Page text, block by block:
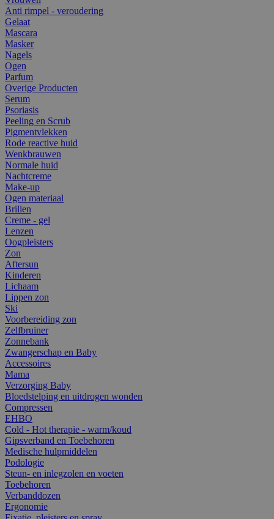
Anti rimpel - veroudering
Gelaat
Mascara
Masker
Nagels
Ogen
Parfum
Overige Producten
Serum
Psoriasis
Peeling en Scrub
Pigmentvlekken
Rode reactive huid
Wenkbrauwen
Normale huid
Nachtcreme
Make-up
Ogen materiaal
Brillen
Creme - gel
Lenzen
Oogpleisters
Zon
Aftersun
Kinderen
Lichaam
Lippen zon
Ski
Voorbereiding zon
Zelfbruiner
Zonnebank
Zwangerschap en Baby
Accessoires
Mama
Verzorging Baby
Bloedstelping en uitdrogen wonden
Compressen
EHBO
Cold - Hot therapie - warm/koud
Gipsverband en Toebehoren
Medische hulpmiddelen
Podologie
Steun- en inlegzolen en voeten
Toebehoren
Verbanddozen
Ergonomie